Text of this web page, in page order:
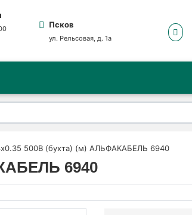
Псков
ул. Рельсовая, д. 1а
500В (бухта) (м) АЛЬФАКАБЕЛЬ 6940
6940